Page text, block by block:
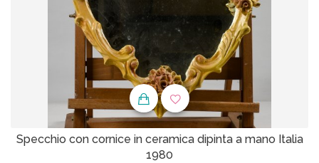
Specchio con cornice in ceramica dipinta a mano Italia
1980